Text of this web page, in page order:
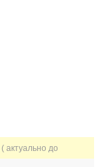
( актуально до